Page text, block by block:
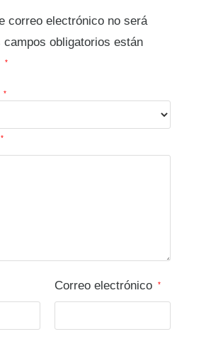
correo electrónico no será
campos obligatorios están
*
*
*
Correo electrónico *